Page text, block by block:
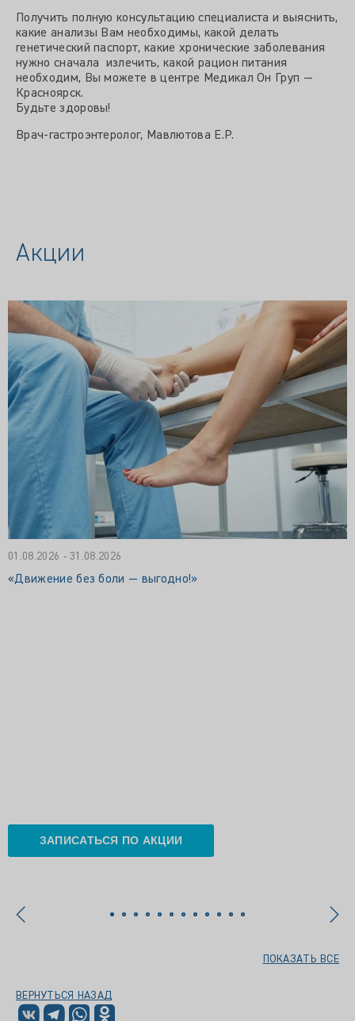
Получить полную консультацию специалиста и выяснить,
какие анализы Вам необходимы, какой делать
генетический паспорт, какие хронические заболевания
нужно сначала излечить, какой рацион питания
необходим, Вы можете в центре Медикал Он Груп —
Красноярск.
Будьте здоровы!
Врач-гастроэнтеролог, Мавлютова Е.Р.
Акции
01.08.2026 - 31.08.2026
«Движение без боли — выгодно!»
ЗАПИСАТЬСЯ ПО АКЦИИ
ПОКАЗАТЬ ВСЕ
ВЕРНУТЬСЯ НАЗАД